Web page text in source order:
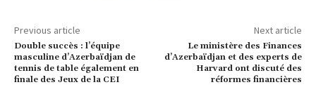
Previous article
Double succès : l’équipe
masculine d’Azerbaïdjan de
tennis de table également en
finale des Jeux de la CEI
Next article
Le ministère des Finances
d’Azerbaïdjan et des experts de
Harvard ont discuté des
réformes financières